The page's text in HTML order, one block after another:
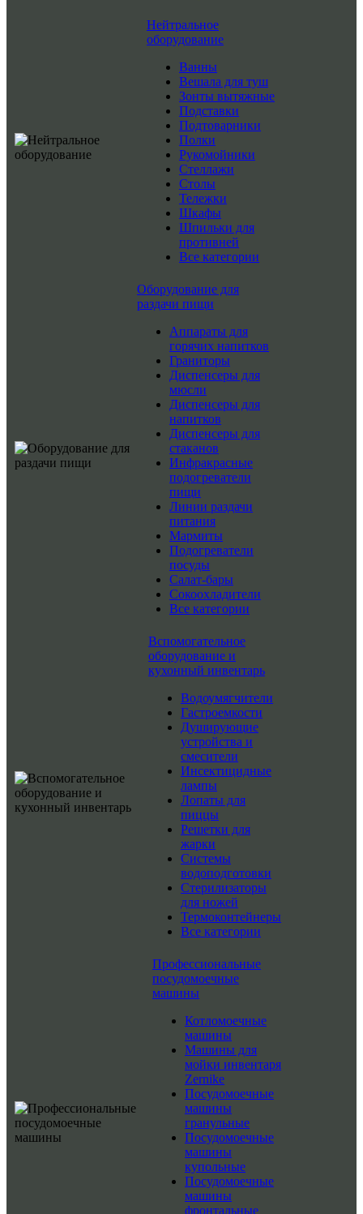
Нейтральное
оборудование
Ванны
Вешала для туш
Зонты вытяжные
Подставки
Подтоварники
Полки
Рукомойники
Стеллажи
Столы
Тележки
Шкафы
Шпильки для
противней
Все категории
Оборудование для
раздачи пищи
Аппараты для
горячих напитков
Граниторы
Диспенсеры для
мюсли
Диспенсеры для
напитков
Диспенсеры для
стаканов
Инфракрасные
подогреватели
пищи
Линии раздачи
питания
Мармиты
Подогреватели
посуды
Салат-бары
Сокоохладители
Все категории
Вспомогательное
оборудование и
кухонный инвентарь
Водоумягчители
Гастроемкости
Душирующие
устройства и
смесители
Инсектицидные
лампы
Лопаты для
пиццы
Решетки для
жарки
Системы
водоподготовки
Стерилизаторы
для ножей
Термоконтейнеры
Все категории
Профессиональные
посудомоечные
машины
Котломоечные
машины
Машины для
мойки инвентаря
Zernike
Посудомоечные
машины
гранульные
Посудомоечные
машины
купольные
Посудомоечные
машины
фронтальные